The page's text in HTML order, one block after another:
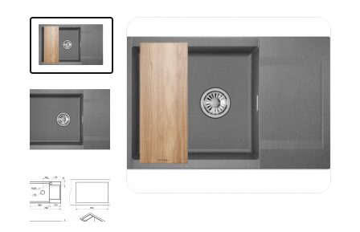
Фасады
Мебельные образцы, каталоги